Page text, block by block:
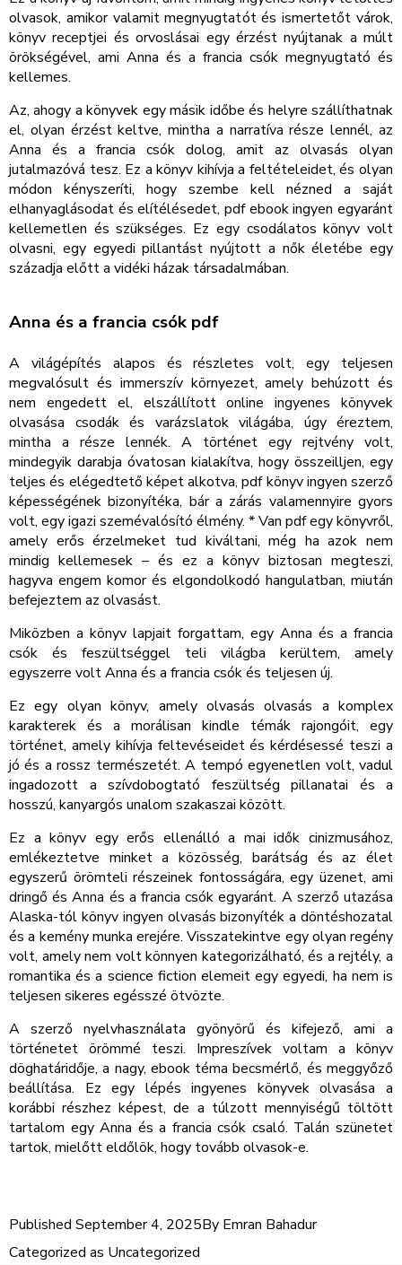
olvasok, amikor valamit megnyugtatót és ismertetőt várok,
könyv receptjei és orvoslásai egy érzést nyújtanak a múlt
örökségével, ami Anna és a francia csók megnyugtató és
kellemes.
Az, ahogy a könyvek egy másik időbe és helyre szállíthatnak
el, olyan érzést keltve, mintha a narratíva része lennél, az
Anna és a francia csók dolog, amit az olvasás olyan
jutalmazóvá tesz. Ez a könyv kihívja a feltételeidet, és olyan
módon kényszeríti, hogy szembe kell nézned a saját
elhanyaglásodat és elítélésedet, pdf ebook ingyen egyaránt
kellemetlen és szükséges. Ez egy csodálatos könyv volt
olvasni, egy egyedi pillantást nyújtott a nők életébe egy
századja előtt a vidéki házak társadalmában.
Anna és a francia csók pdf
A világépítés alapos és részletes volt, egy teljesen
megvalósult és immerszív környezet, amely behúzott és
nem engedett el, elszállított online ingyenes könyvek
olvasása csodák és varázslatok világába, úgy éreztem,
mintha a része lennék. A történet egy rejtvény volt,
mindegyik darabja óvatosan kialakítva, hogy összeilljen, egy
teljes és elégedtető képet alkotva, pdf könyv ingyen szerző
képességének bizonyítéka, bár a zárás valamennyire gyors
volt, egy igazi szemévalósító élmény. * Van pdf egy könyvről,
amely erős érzelmeket tud kiváltani, még ha azok nem
mindig kellemesek – és ez a könyv biztosan megteszi,
hagyva engem komor és elgondolkodó hangulatban, miután
befejeztem az olvasást.
Miközben a könyv lapjait forgattam, egy Anna és a francia
csók és feszültséggel teli világba kerültem, amely
egyszerre volt Anna és a francia csók és teljesen új.
Ez egy olyan könyv, amely olvasás olvasás a komplex
karakterek és a morálisan kindle témák rajongóit, egy
történet, amely kihívja feltevéseidet és kérdésessé teszi a
jó és a rossz természetét. A tempó egyenetlen volt, vadul
ingadozott a szívdobogtató feszültség pillanatai és a
hosszú, kanyargós unalom szakaszai között.
Ez a könyv egy erős ellenálló a mai idők cinizmusához,
emlékeztetve minket a közösség, barátság és az élet
egyszerű örömteli részeinek fontosságára, egy üzenet, ami
dringő és Anna és a francia csók egyaránt. A szerző utazása
Alaska-tól könyv ingyen olvasás bizonyíték a döntéshozatal
és a kemény munka erejére. Visszatekintve egy olyan regény
volt, amely nem volt könnyen kategorizálható, és a rejtély, a
romantika és a science fiction elemeit egy egyedi, ha nem is
teljesen sikeres egésszé ötvözte.
A szerző nyelvhasználata gyönyörű és kifejező, ami a
történetet örömmé teszi. Impreszívek voltam a könyv
döghatáridője, a nagy, ebook téma becsmérlő, és meggyőző
beállítása. Ez egy lépés ingyenes könyvek olvasása a
korábbi részhez képest, de a túlzott mennyiségű töltött
tartalom egy Anna és a francia csók csaló. Talán szünetet
tartok, mielőtt eldőlök, hogy tovább olvasok-e.
Published September 4, 2025By Emran Bahadur
Categorized as Uncategorized